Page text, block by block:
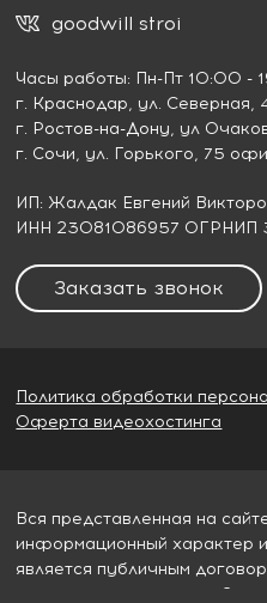
goodwill stroi
Часы работы: Пн-Пт 10:00 -
г. Краснодар, ул.
г. Ростов-на-Дону, ул
г. Сочи, ул. Горького, 75
ИП: Жалдак Евгений
ИНН 23081086957 ОГРНИП
Заказать звонок
Политика обработки
Оферта видеохостинга
Вся представленная на
информационный характер
является публичным
определяемым пунктом 2